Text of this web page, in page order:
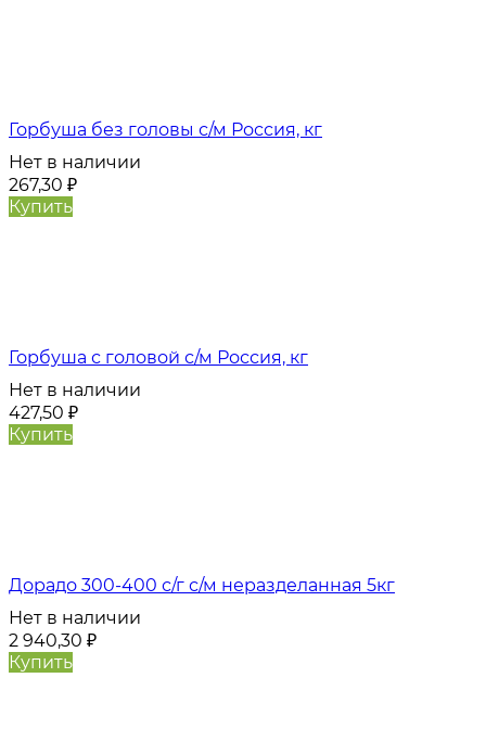
Горбуша без головы с/м Россия, кг
Нет в наличии
267,30 ₽
Купить
Горбуша с головой с/м Россия, кг
Нет в наличии
427,50 ₽
Купить
Дорадо 300-400 с/г с/м неразделанная 5кг
Нет в наличии
2 940,30 ₽
Купить